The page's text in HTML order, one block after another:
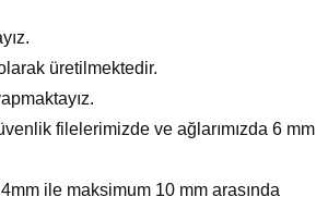
üretilmektedir.
filelerimizde ve ağlarımızda 6 mm
ile maksimum 10 mm arasında